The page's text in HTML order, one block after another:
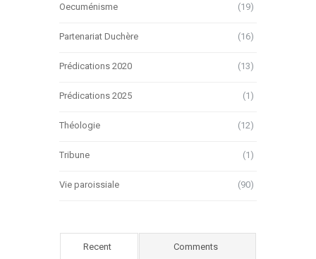
Oecuménisme (19)
Partenariat Duchère (16)
Prédications 2020 (13)
Prédications 2025 (1)
Théologie (12)
Tribune (1)
Vie paroissiale (90)
Recent Comments